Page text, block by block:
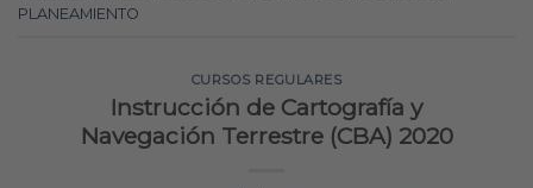
PLANEAMIENTO
CURSOS REGULARES
Instrucción de Cartografía y
Navegación Terrestre (CBA) 2020